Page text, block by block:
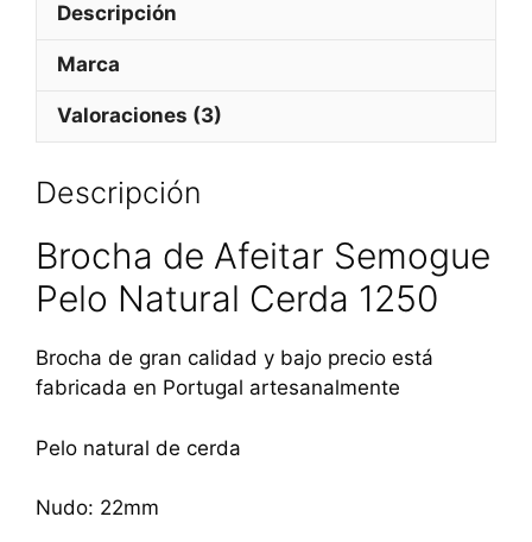
Descripción
Marca
Valoraciones (3)
Descripción
Brocha de Afeitar Semogue
Pelo Natural Cerda 1250
Brocha de gran calidad y bajo precio está
fabricada en Portugal artesanalmente
Pelo natural de cerda
Nudo: 22mm